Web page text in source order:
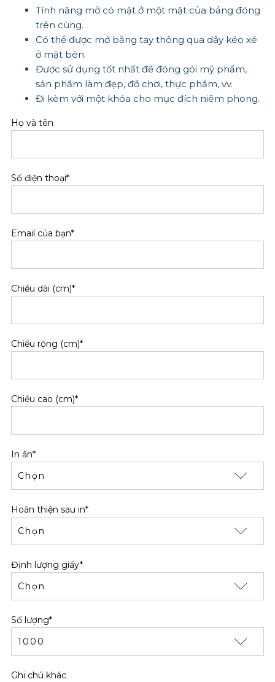
Tính năng mở có mặt ở một mặt của bảng đóng
trên cùng.
Có thể được mở bằng tay thông qua dây kéo xé
ở mặt bên.
Được sử dụng tốt nhất để đóng gói mỹ phẩm,
sản phẩm làm đẹp, đồ chơi, thực phẩm, vv.
Đi kèm với một khóa cho mục đích niêm phong.
Họ và tên
Số điện thoại*
Email của bạn*
Chiều dài (cm)*
Chiều rộng (cm)*
Chiều cao (cm)*
In ấn*
Hoàn thiện sau in*
Định lượng giấy*
Số lượng*
Ghi chú khác